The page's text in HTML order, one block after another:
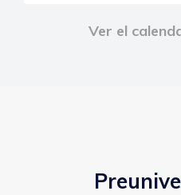
Ver el